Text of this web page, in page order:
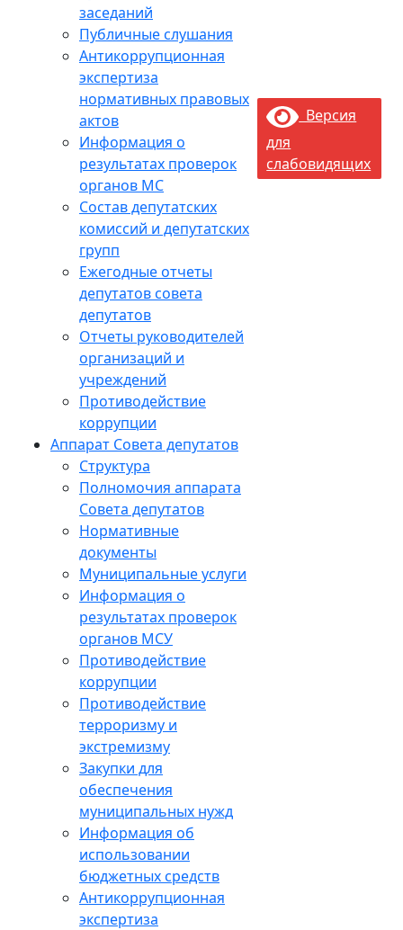
заседаний
Публичные слушания
Антикоррупционная
экспертиза
нормативных правовых
актов
Информация о
результатах проверок
органов МС
Состав депутатских
комиссий и депутатских
групп
Ежегодные отчеты
депутатов совета
депутатов
Отчеты руководителей
организаций и
учреждений
Противодействие
коррупции
Аппарат Совета депутатов
Структура
Полномочия аппарата
Совета депутатов
Нормативные
документы
Муниципальные услуги
Информация о
результатах проверок
органов МСУ
Противодействие
коррупции
Противодействие
терроризму и
экстремизму
Закупки для
обеспечения
муниципальных нужд
Информация об
использовании
бюджетных средств
Антикоррупционная
экспертиза
Версия
для
слабовидящих